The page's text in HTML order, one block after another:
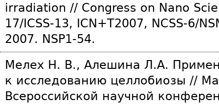
irradiation // Congress on Nano
17/ICSS-13, ICN+T2007, NCSS-6/
2007. NSP1-54.
Mелех Н. В., Алешина Л.А.
к исследованию целлобиозы //
Всероссийской научной